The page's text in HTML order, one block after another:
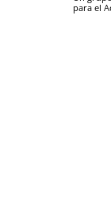
para el